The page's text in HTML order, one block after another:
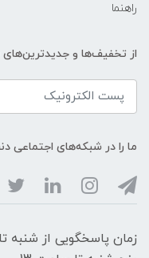
راهنما
از تخفیف‌ها و جدیدترین‌های
ما را در شبکه‌های اجتماعی